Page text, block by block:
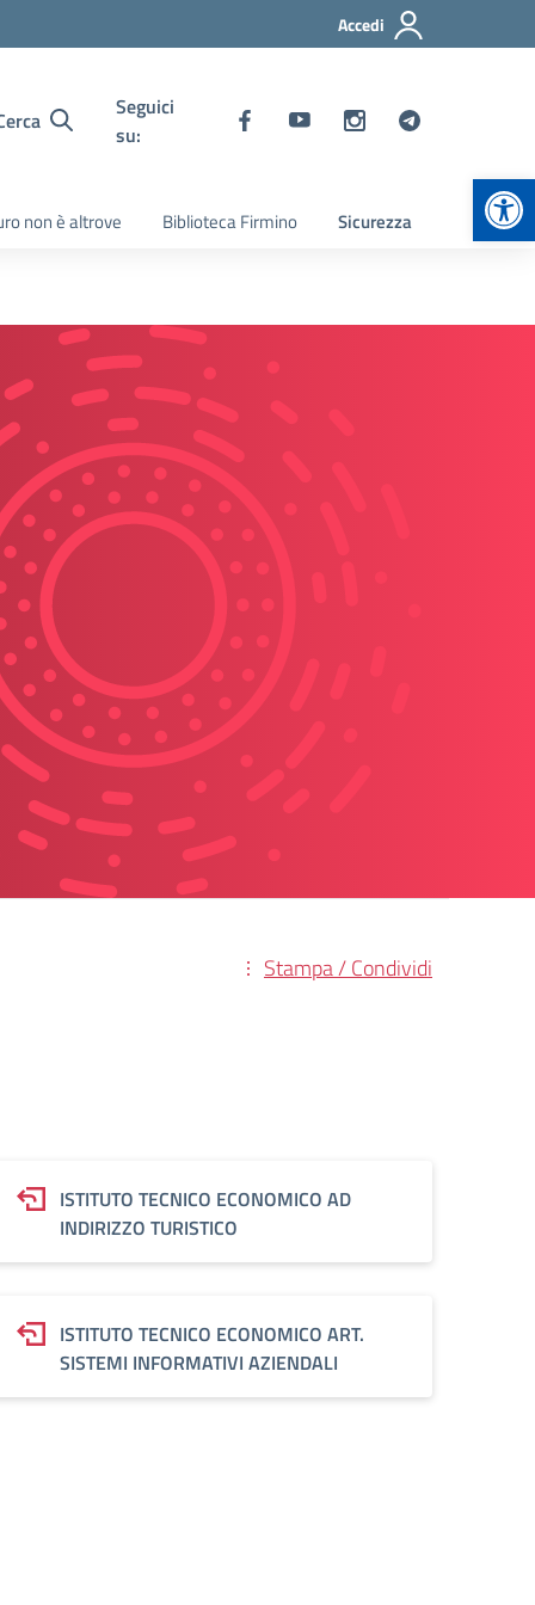
Accedi
Seguici
su:
non è altrove Biblioteca Firmino Sicurezza
Stampa / Condividi
ISTITUTO TECNICO ECONOMICO AD
INDIRIZZO TURISTICO
ISTITUTO TECNICO ECONOMICO ART.
SISTEMI INFORMATIVI AZIENDALI